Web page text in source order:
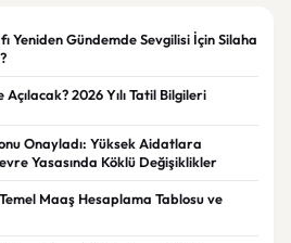
Yeniden Gündemde Sevgilisi İçin Silaha
2026 Yılı Tatil Bilgileri
Onayladı: Yüksek Aidatlara
Yasasında Köklü Değişiklikler
Maaş Hesaplama Tablosu ve